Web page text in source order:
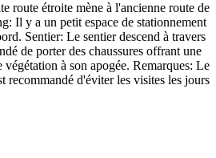
route étroite mène à l'ancienne route de
Il y a un petit espace de stationnement
Sentier: Le sentier descend à travers
de porter des chaussures offrant une
à son apogée. Remarques: Le
recommandé d'éviter les visites les jours